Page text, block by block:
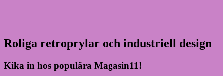
Roliga retroprylar och industriell design
Kika in hos populära Magasin11!